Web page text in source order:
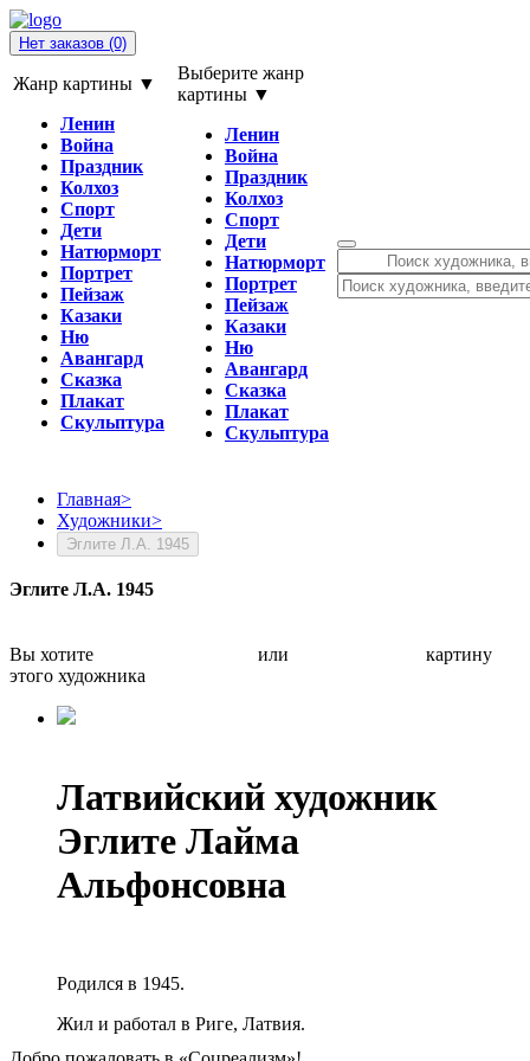
Нет заказов (0)
Жанр картины ▼
Ленин
Война
Праздник
Колхоз
Спорт
Дети
Натюрморт
Портрет
Пейзаж
Казаки
Ню
Авангард
Сказка
Плакат
Скульптура
Выберите жанр
картины ▼
Ленин
Война
Праздник
Колхоз
Спорт
Дети
Натюрморт
Портрет
Пейзаж
Казаки
Ню
Авангард
Сказка
Плакат
Скульптура
Главная>
Художники>
Эглите Л.А. 1945
Эглите Л.А. 1945
Вы хотите или
картину
этого художника
Латвийский художник
Эглите Лайма
Альфонсовна
Родился в 1945.
Жил и работал в Риге, Латвия.